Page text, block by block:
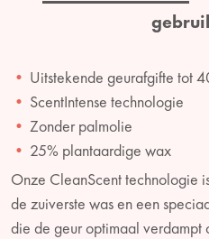
Uitstekende geurafgifte tot
ScentIntense technologie
Zonder palmolie
25% plantaardige wax
Onze CleanScent technologie
de zuiverste was en een
die de geur optimaal verdampt